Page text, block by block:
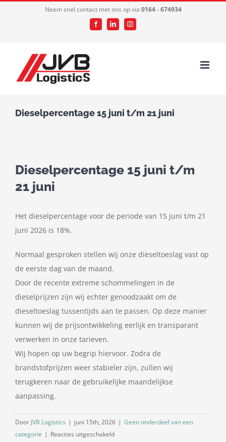
Neem snel contact met ons op via 0164 - 674934
FacebookLinkedInInstagram
Dieselpercentage 15 juni t/m 21 juni
Dieselpercentage 15 juni t/m
21 juni
Het dieselpercentage voor de periode van 15 juni t/m 21
juni 2026 is 18%.
Normaal gesproken stellen wij onze dieseltoeslag vast op
de eerste dag van de maand.
Door de recente extreme schommelingen in de
dieselprijzen zijn wij echter genoodzaakt om de
dieseltoeslag tussentijds aan te passen. Op deze manier
kunnen wij de prijsontwikkeling eerlijk en transparant
verwerken in onze tarieven.
Wij hopen op uw begrip hiervoor. Zodra de
brandstofprijzen weer stabieler zijn, zullen wij
terugkeren naar de gebruikelijke maandelijkse
aanpassing.
Door JVB Logistics | juni 15th, 2026 | Geen onderdeel van een
categorie | Reacties uitgeschakeldvoor